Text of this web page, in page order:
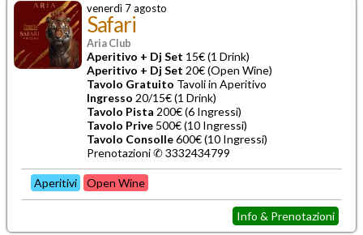
venerdì 7 agosto
Safari
Aria Club
Aperitivo + Dj Set 15€ (1 Drink)
Aperitivo + Dj Set 20€ (Open Wine)
Tavolo Gratuito Tavoli in Aperitivo
Ingresso 20/15€ (1 Drink)
Tavolo Pista 200€ (6 Ingressi)
Tavolo Prive 500€ (10 Ingressi)
Tavolo Consolle600€ (10 Ingressi)
Prenotazioni ✆ 3332434799
Aperitivi Open Wine
Info & Prenotazioni